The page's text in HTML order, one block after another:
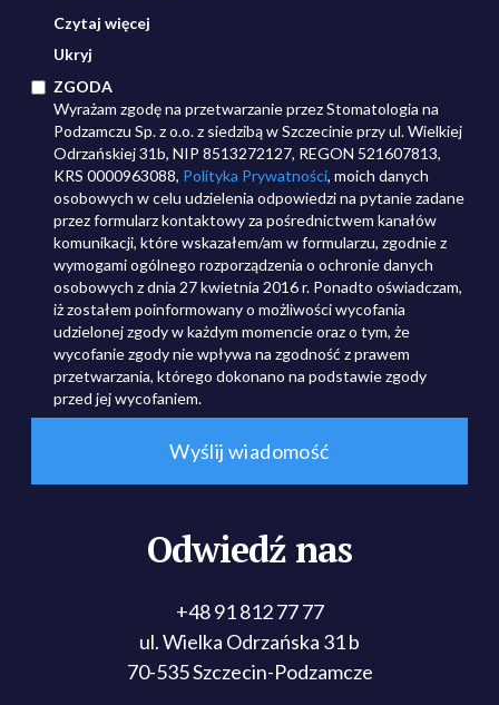
Czytaj więcej
Ukryj
ZGODA
Wyrażam zgodę na przetwarzanie przez Stomatologia na
Podzamczu Sp. z o.o. z siedzibą w Szczecinie przy ul. Wielkiej
Odrzańskiej 31b, NIP 8513272127, REGON 521607813,
KRS 0000963088, Polityka Prywatności, moich danych
osobowych w celu udzielenia odpowiedzi na pytanie zadane
przez formularz kontaktowy za pośrednictwem kanałów
komunikacji, które wskazałem/am w formularzu, zgodnie z
wymogami ogólnego rozporządzenia o ochronie danych
osobowych z dnia 27 kwietnia 2016 r. Ponadto oświadczam,
iż zostałem poinformowany o możliwości wycofania
udzielonej zgody w każdym momencie oraz o tym, że
wycofanie zgody nie wpływa na zgodność z prawem
przetwarzania, którego dokonano na podstawie zgody
przed jej wycofaniem.
Odwiedź nas
+48 91 812 77 77
ul. Wielka Odrzańska 31 b
70-535 Szczecin-Podzamcze